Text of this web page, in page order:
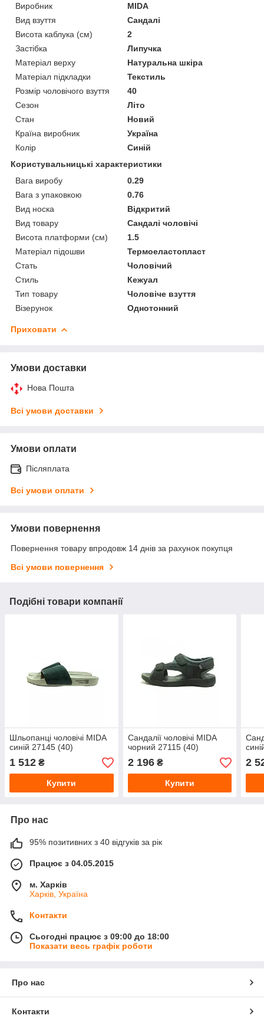
Виробник
MIDA
Вид взуття
Сандалі
Висота каблука (см)
2
Застібка
Липучка
Матеріал верху
Натуральна шкіра
Матеріал підкладки
Текстиль
Розмір чоловічого взуття
40
Сезон
Літо
Стан
Новий
Країна виробник
Україна
Колір
Синій
Користувальницькі характеристики
Вага виробу
0.29
Вага з упаковкою
0.76
Вид носка
Відкритий
Вид товару
Сандалі чоловічі
Висота платформи (см)
1.5
Матеріал підошви
Термоеластопласт
Стать
Чоловічий
Стиль
Кежуал
Тип товару
Чоловіче взуття
Візерунок
Однотонний
Приховати
Умови доставки
Нова Пошта
Всі умови доставки
Умови оплати
Післяплата
Всі умови оплати
Умови повернення
Повернення товару впродовж 14 днів за рахунок покупця
Всі умови повернення
Подібні товари компанії
Шльопанці чоловічі MIDA
синій 27145 (40)
1 512 ₴
Купити
Сандалії чоловічі MIDA
чорний 27115 (40)
2 196₴
Купити
2
Про нас
95% позитивних з 40 відгуків за рік
Працює з 04.05.2015
м. Харків
Харків, Україна
Контакти
Сьогодні працює з 09:00 до 18:00
Показати весь графік роботи
Про нас
Контакти